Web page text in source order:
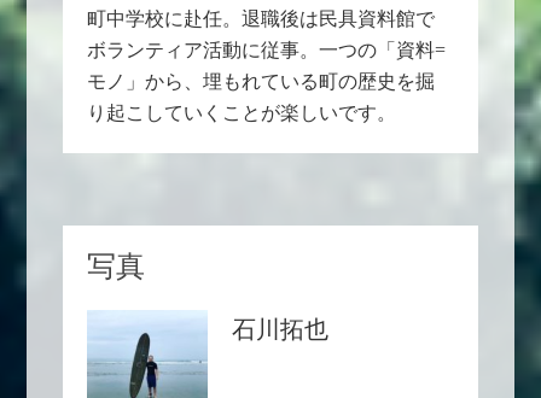
町中学校に赴任。退職後は民具資料館で
ボランティア活動に従事。一つの「資料=
モノ」から、埋もれている町の歴史を掘
り起こしていくことが楽しいです。
写真
石川拓也